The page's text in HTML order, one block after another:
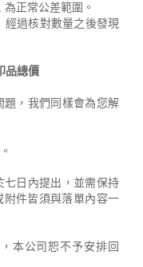
正常公差範圍。
經過核對數量之後發現
品總價
題，我們同樣會為您解
七日內提出，並需保持
件皆須與落單內容一
本公司恕不予安排回